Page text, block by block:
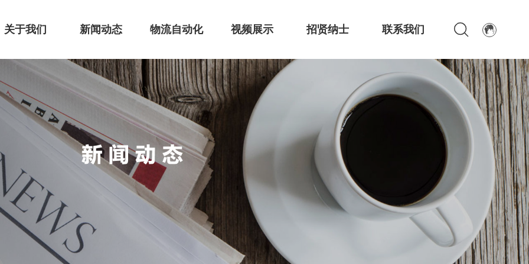
关于我们 新闻动态 物流自动化 视频展示 招贤纳士 联系我们